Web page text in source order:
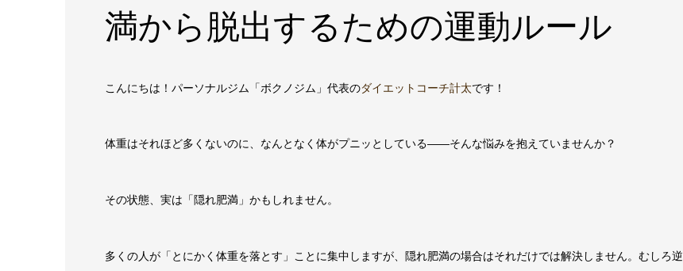
満から脱出するための運動ルール
こんにちは！パーソナルジム「ボクノジム」代表のダイエットコーチ計太です！
体重はそれほど多くないのに、なんとなく体がプニッとしている——そんな悩みを抱えていませんか？
その状態、実は「隠れ肥満」かもしれません。
多くの人が「とにかく体重を落とす」ことに集中しますが、隠れ肥満の場合はそれだけでは解決しません。むしろ逆